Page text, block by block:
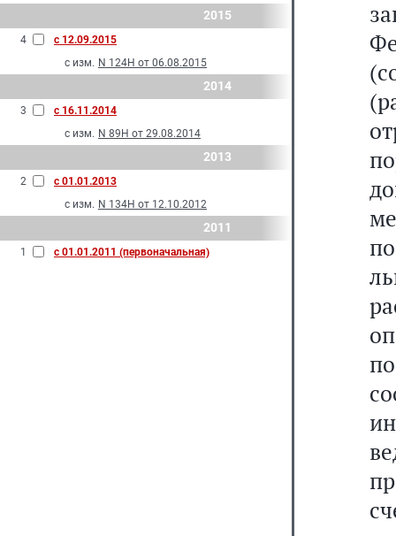
2015
4
с 12.09.2015
с изм. N 124Н от 06.08.2015
2014
3
с 16.11.2014
с изм. N 89Н от 29.08.2014
2013
2
с 01.01.2013
с изм. N 134Н от 12.10.2012
2011
1 с 01.01.2011 (первоначальная)